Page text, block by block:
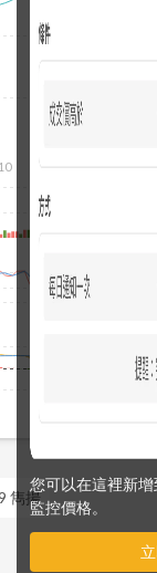
您可以在這裡新
監控價格。
雋揚